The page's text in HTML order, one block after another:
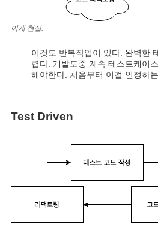
이게 현실.
이것도 반복작업이 있다. 완벽한
렵다. 개발도중 계속 테스트케이
해야한다. 처음부터 이걸 인정하
Test Driven